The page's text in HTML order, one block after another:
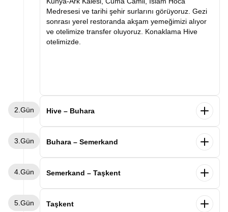
Medresesi ve tarihi şehir surlarını görüyoruz. Gezi
sonrası yerel restoranda akşam yemeğimizi alıyor
ve otelimize transfer oluyoruz. Konaklama Hive
otelimizde.
2.Gün Hive – Buhara
hareket ediyoruz. Varışımızla birlikte İpek Yolu'nun
Kalesi, Kalon Minaresi, Kalon Camii, Miri Arab
Medresesi, Lyabi Hauz Kompleksi ve tarihi çarşıları
mimarisiyle büyüleyen Buhara gezimizin ardından
3.Gün Buhara – Semerkand
devam ediyoruz. Ünlü mutasavvıf Bahaddin
Hosa Sarayı'nı geziyoruz. Verilecek serbest
4.Gün Semerkand – Taşkent
turumuza başlıyoruz. İlk durağımız Orta Asya'nın en
5.Gün Taşkent